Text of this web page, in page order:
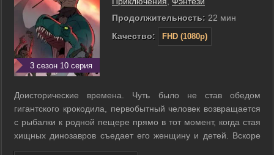
3 сезон 10 серия
Продолжительность: 22 мин
Качество:
FHD (1080p)
Доисторические времена. Чуть было не став обедом
гигантского крокодила, первобытный человек возвращается
с рыбалки к родной пещере прямо в тот момент, когда стая
хищных динозавров съедает его женщину и детей. Вскоре
осиротевший мужчина неожиданно для себя объединяется